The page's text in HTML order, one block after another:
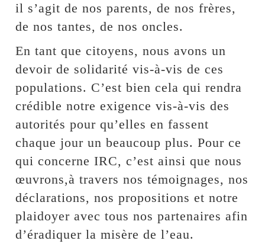
il s’agit de nos parents, de nos frères,
de nos tantes, de nos oncles.
En tant que citoyens, nous avons un
devoir de solidarité vis-à-vis de ces
populations. C’est bien cela qui rendra
crédible notre exigence vis-à-vis des
autorités pour qu’elles en fassent
chaque jour un beaucoup plus. Pour ce
qui concerne IRC, c’est ainsi que nous
œuvrons,à travers nos témoignages, nos
déclarations, nos propositions et notre
plaidoyer avec tous nos partenaires afin
d’éradiquer la misère de l’eau.